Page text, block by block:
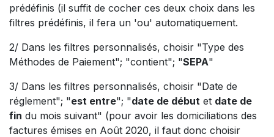
prédéfinis (il suffit de cocher ces deux choix dans les
filtres prédéfinis, il fera un 'ou' automatiquement.
2/ Dans les filtres personnalisés, choisir "Type des
Méthodes de Paiement"; "contient"; "SEPA"
3/ Dans les filtres personnalisés, choisir "Date de
réglement"; "est entre"; "date de début et date de
fin du mois suivant" (pour avoir les domiciliations des
factures émises en Août 2020, il faut donc choisir